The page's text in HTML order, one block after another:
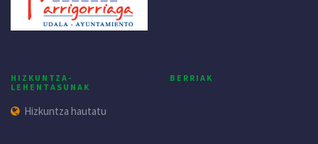
HIZKUNTZA-
LEHENTASUNAK
Hizkuntza hautatu
BERRIAK